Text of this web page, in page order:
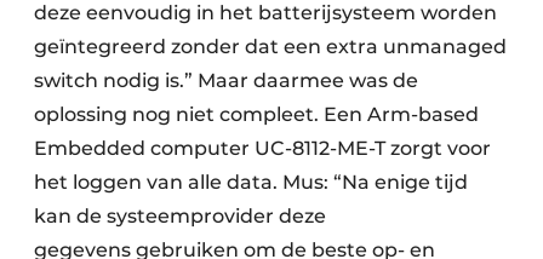
deze eenvoudig in het batterijsysteem worden
geïntegreerd zonder dat een extra unmanaged
switch nodig is.” Maar daarmee was de
oplossing nog niet compleet. Een Arm-based
Embedded computer UC-8112-ME-T zorgt voor
het loggen van alle data. Mus: “Na enige tijd
kan de systeemprovider deze
gegevens gebruiken om de beste op- en